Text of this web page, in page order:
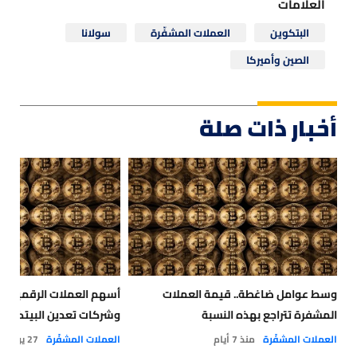
البتكوين العملات المشفّرة
سولانا
الصين وأميركا
أخبار ذات صلة
وسط عوامل ضاغطة.. قيمة العملات
المشفرة تتراجع بهذه النسبة
العملات المشفّرة منذ 7 أيام
أسهم العملات الرقمية
وشركات تعدين
العملات المشفّرة 27 يوليو 2026